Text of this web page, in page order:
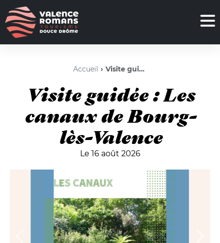
Accueil Visite guidée : Les canaux de Bourg-lès-Valence
Visite guidée : Les
canaux de Bourg-
lès-Valence
Le 16 août 2026